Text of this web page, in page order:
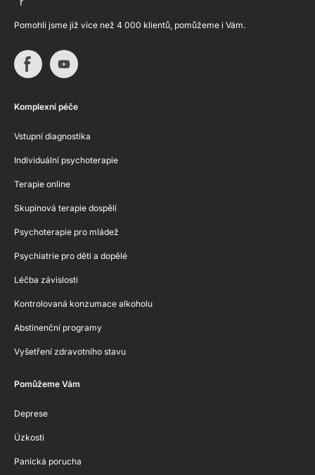
Pomohli jsme již více než 4 000 klientů, pomůžeme i Vám.
Komplexní péče
Vstupní diagnostika
Individuální psychoterapie
Terapie online
Skupinová terapie dospělí
Psychoterapie pro mládež
Psychiatrie pro děti a dopělé
Léčba závislosti
Kontrolovaná konzumace alkoholu
Abstinenční programy
Vyšetření zdravotního stavu
Pomůžeme Vám
Deprese
Úzkosti
Panická porucha